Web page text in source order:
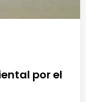
por el